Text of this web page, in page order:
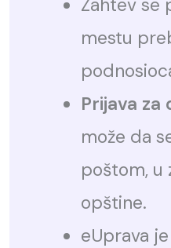
mestu
Prijava
može da
poštom, u
opštine.
eUprava